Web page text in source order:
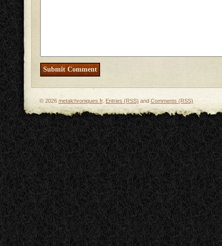
© 2026 metalchroniques.fr. Entries (RSS) and Comments (RSS)